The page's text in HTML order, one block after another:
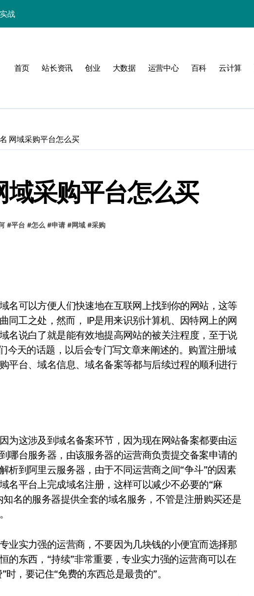
战
双轮驱动
能
指南
具链实战指南
首页 站长资讯 创业 大数据 运营中心 百科 云计算
网域采购平台怎么买
采购平台怎么买
#平台 #怎么 #申请 #网域 #采购
名可以方便人们快速地在互联网上找到你的网站，这等
同工之处，然而， IP是用来识别计算机、因特网上的网
名说白了就是能有效地提高网站的被关注程度，至于说
今天的话题，以后会专门写文章来阐述的。购置注册域
平台、域名信息、域名备案等都与后续过程的顺利进行
为这涉及到域名备案环节，因为现在网站备案都要由运
哪台服务器，由该服务器的运营商负责提交备案申请的
析到阿里云服务器，由于不同运营商之间“争斗”的因素
名平台上完成域名注册，这样可以减少不必要的“麻
名的服务器提供全套的域名服务，不管是注册购买还是
业实力强的运营商，不要因为几块钱的小便宜而选择那
的东西，“持续”非常重要，专业实力强的运营商可以在
，要记住“免费的东西总是最贵的”。